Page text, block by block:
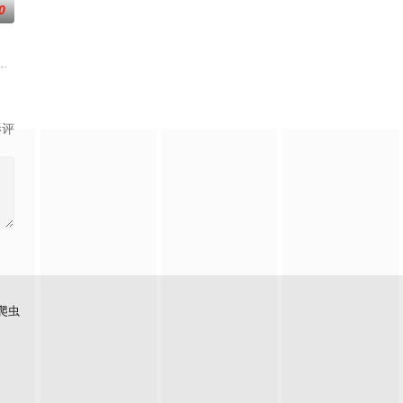
运大陆南云帝国有名的“废物牧云”身
，两个宇宙彼此为敌，域外宇宙由天魔统治，域内宇宙分为神界，仙界，凡
虫